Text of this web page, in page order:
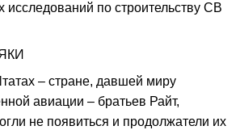
исследований по строительству СВ
– стране, давшей миру
авиации – братьев Райт,
не появиться и продолжатели их